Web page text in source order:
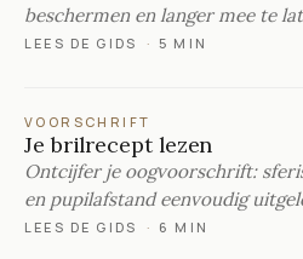
beschermen en langer mee te
LEES DE GIDS · 5 MIN
VOORSCHRIFT
Je brilrecept lezen
Ontcijfer je oogvoorschrift:
en pupilafstand eenvoudig
LEES DE GIDS · 6 MIN